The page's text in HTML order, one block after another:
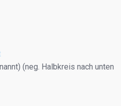
(neg. Halbkreis nach unten